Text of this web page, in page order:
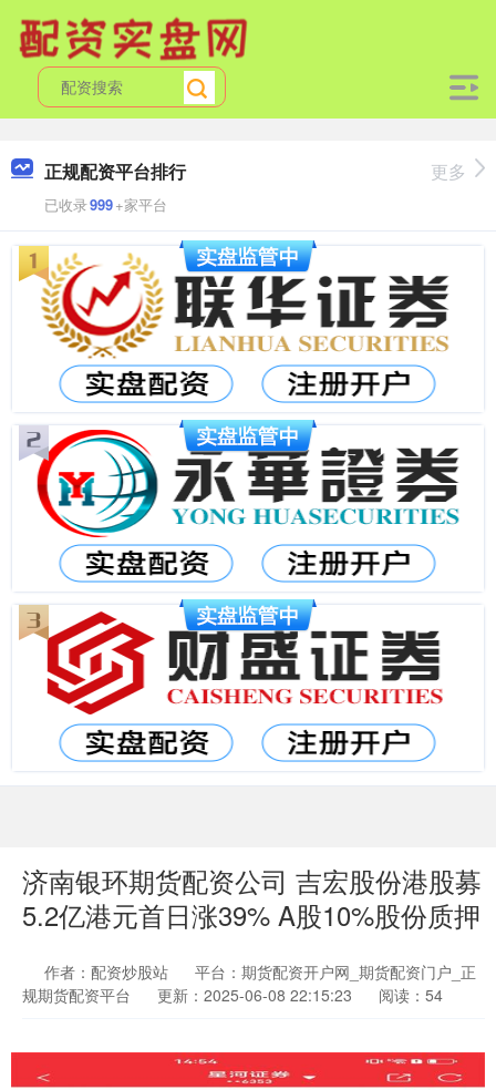
正规配资平台排行
已收录999+家平台
更多
济南银环期货配资公司 吉宏股份港股募
5.2亿港元首日涨39% A股10%股份质押
作者：配资炒股站
平台：期货配资开户网_期货配资门户_正
规期货配资平台
更新：2025-06-08 22:15:23 阅读：54